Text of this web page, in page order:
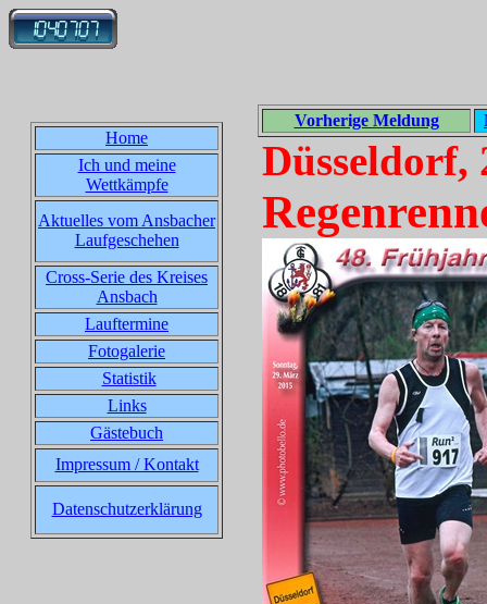
Home
Ich und meine
Wettkämpfe
Aktuelles vom Ansbacher
Laufgeschehen
Cross-Serie des Kreises
Ansbach
Lauftermine
Fotogalerie
Statistik
Links
Gästebuch
Impressum / Kontakt
Datenschutzerklärung
Vorherige Meldung
Düsseldorf,